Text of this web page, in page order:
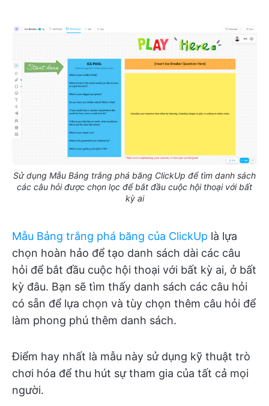
Sử dụng Mẫu Bảng trắng phá băng ClickUp để tìm danh sách
các câu hỏi được chọn lọc để bắt đầu cuộc hội thoại với bất
kỳ ai
Mẫu Bảng trắng phá băng của ClickUp là lựa
chọn hoàn hảo để tạo danh sách dài các câu
hỏi để bắt đầu cuộc hội thoại với bất kỳ ai, ở bất
kỳ đâu. Bạn sẽ tìm thấy danh sách các câu hỏi
có sẵn để lựa chọn và tùy chọn thêm câu hỏi để
làm phong phú thêm danh sách.
Điểm hay nhất là mẫu này sử dụng kỹ thuật trò
chơi hóa để thu hút sự tham gia của tất cả mọi
người.